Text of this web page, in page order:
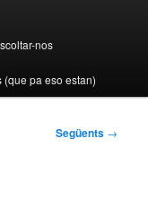
nos
pa eso estan)
Següents →